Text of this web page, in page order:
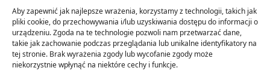
Aby zapewnić jak najlepsze wrażenia, korzystamy z technologii, takich jak
pliki cookie, do przechowywania i/lub uzyskiwania dostępu do informacji o
urządzeniu. Zgoda na te technologie pozwoli nam przetwarzać dane,
takie jak zachowanie podczas przeglądania lub unikalne identyfikatory na
tej stronie. Brak wyrażenia zgody lub wycofanie zgody może
niekorzystnie wpłynąć na niektóre cechy i funkcje.